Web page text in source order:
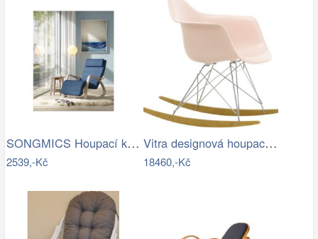
SONGMICS Houpací křeslo polstrované…
2539,-Kč
Vitra designová houpací křesla RAR
18460,-Kč